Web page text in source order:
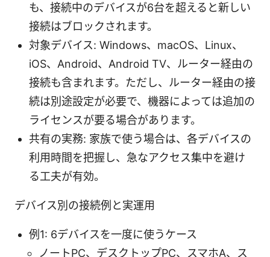
も、接続中のデバイスが6台を超えると新しい
接続はブロックされます。
対象デバイス: Windows、macOS、Linux、
iOS、Android、Android TV、ルーター経由の
接続も含まれます。ただし、ルーター経由の接
続は別途設定が必要で、機器によっては追加の
ライセンスが要る場合があります。
共有の実務: 家族で使う場合は、各デバイスの
利用時間を把握し、急なアクセス集中を避け
る工夫が有効。
デバイス別の接続例と実運用
例1: 6デバイスを一度に使うケース
ノートPC、デスクトップPC、スマホA、ス